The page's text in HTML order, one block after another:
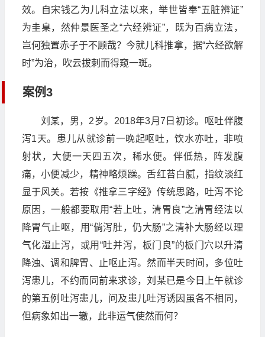
效。自宋钱乙为儿科立法以来，举世皆奉“五脏辨证”
为圭臬，然仲景医圣之“六经辨证”，既为百病立法，
岂何独置赤子于不顾哉？今就儿科推拿，据“六经欲解
时”为治，吹云拔刺而得窥一斑。
案例3
刘某，男，2岁。2018年3月7日初诊。呕吐伴腹
泻1天。患儿从就诊前一晚起呕吐，饮水亦吐，非喷
射状，大便一天四五次，稀水便。伴低热，阵发腹
痛，小便减少，精神略烦躁。舌红苔白腻，指纹淡红
显于风关。若按《推拿三字经》传统思路，吐泻不论
原因，一般都要取用“若上吐，清胃良”之清胃经法以
降胃气止呕，用“倘泻肚，仍大肠”之清补大肠经以理
气化湿止泻，或用“吐并泻，板门良”的板门穴以升清
降浊、调和脾胃、止呕止泻。然而半天时间，多位吐
泻患儿，不约而同前来求诊，刘某已是今日上午就诊
的第五例吐泻患儿，问及患儿吐泻诱因虽各不相同，
但病象如出一辙，此非运气使然而何？